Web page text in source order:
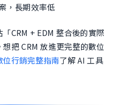
，長期效率低
CRM + EDM 整合後的實際
把 CRM 放進更完整的數位
位行銷完整指南了解 AI 工具